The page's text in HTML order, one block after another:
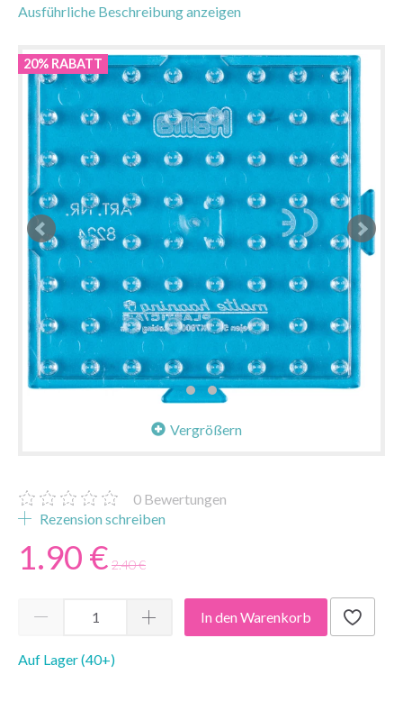
Ausführliche Beschreibung anzeigen
20% RABATT
Vergrößern
0 Bewertungen
Rezension schreiben
1.90 € 2.40 €
In den Warenkorb
Auf Lager (40+)